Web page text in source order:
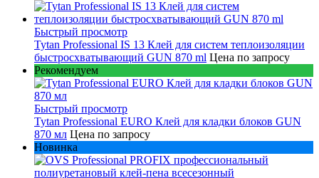
Быстрый просмотр
Tytan Professional IS 13 Клей для систем теплоизоляции
быстросхватывающий GUN 870 ml Цена по запросу
Рекомендуем
Быстрый просмотр
Tytan Professional EURO Клей для кладки блоков GUN
870 мл Цена по запросу
Новинка